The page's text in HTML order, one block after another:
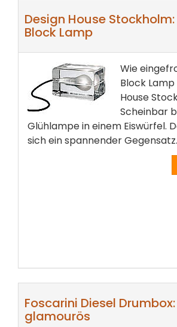
Design House Stockholm:
Block Lamp
Wie
Block
House
Scheinbar
Glühlampe in einem Eiswürfel.
sich ein spannender Gegensatz.
Foscarini Diesel Drumbox:
glamourös